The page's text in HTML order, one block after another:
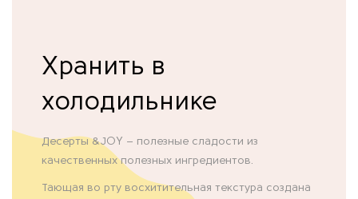
Хранить в
холодильнике
Десерты &JOY – полезные сладости из
качественных полезных ингредиентов.
Тающая во рту восхитительная текстура создана